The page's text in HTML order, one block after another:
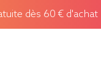
dès 60 € d'achat